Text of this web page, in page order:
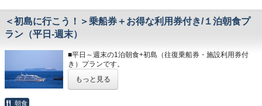
・満車の場合は、お客様ご自身で近隣のコインパーキングを
ご利用ください。
・ご宿泊料金以外に150円（入湯税）、200円（宿泊税）が
良質な熱海温泉を是非ご堪能くださいませ。
源泉かけ流しの露天風呂は、湯船に浸かれば至福のひと時に
なること間違いなしです。
・15:00～24:00（最終入場 23:30）
・ 6:00～10:30（最終入場 10:00）
◆エステ・岩盤浴・貸切露天風呂
事前予約制です。
ます。
その際、ご返金は出来兼ねますので予めご了承ください。
＊小学生未満の方のご追加分は、現地精算となります。
＊天候・波の状況により運行状況（欠航）が変わる場合があ
＊PICA初島は木曜日が休業となります。
◆お部屋
＜初島に行こう！＞乗船券＋お得な利用券付き/１泊朝食プ
ラン（平日‐週末）
■平日～週末の1泊朝食+初島（往復乗船券・施設利用券付
き）プランです。
熱海港から30分！
南国の花が咲く「初島」にクルーズ船でプチ船旅のできるプ
もっと見る
朝食